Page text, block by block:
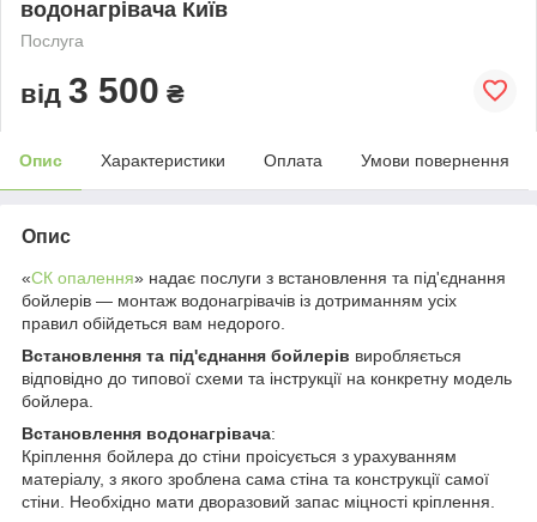
водонагрівача Київ
Послуга
від 3 500 ₴
Опис Характеристики Оплата Умови повернення
Опис
«СК опалення» надає послуги з встановлення та під'єднання
бойлерів — монтаж водонагрівачів із дотриманням усіх
правил обійдеться вам недорого.
Встановлення та під'єднання бойлерів виробляється
відповідно до типової схеми та інструкції на конкретну модель
бойлера.
Встановлення водонагрівача:
Кріплення бойлера до стіни проісується з урахуванням
матеріалу, з якого зроблена сама стіна та конструкції самої
стіни. Необхідно мати дворазовий запас міцності кріплення.